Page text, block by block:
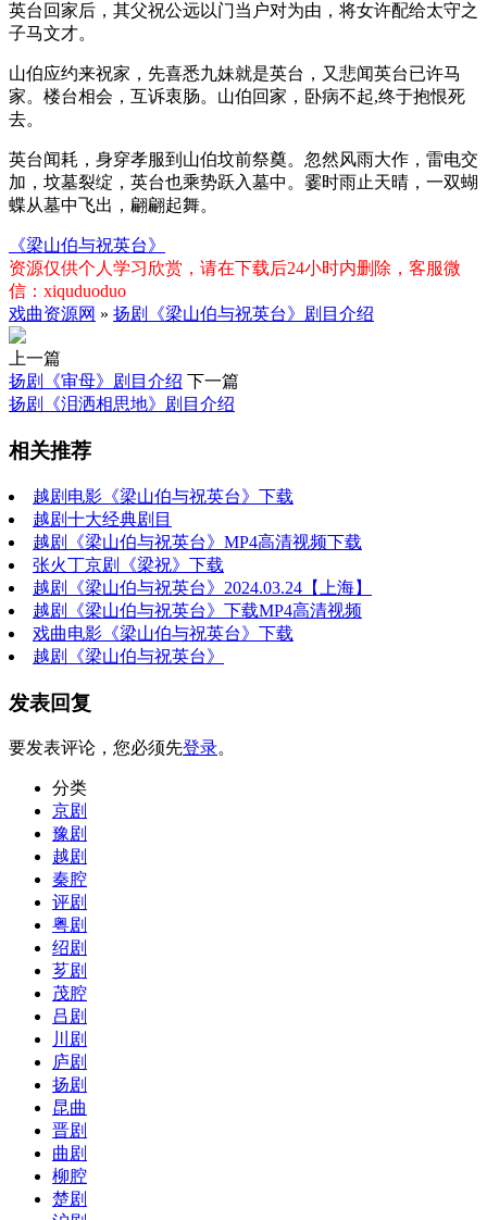
英台回家后，其父祝公远以门当户对为由，将女许配给太守之
子马文才。
山伯应约来祝家，先喜悉九妹就是英台，又悲闻英台已许马
家。楼台相会，互诉衷肠。山伯回家，卧病不起,终于抱恨死
去。
英台闻耗，身穿孝服到山伯坟前祭奠。忽然风雨大作，雷电交
加，坟墓裂绽，英台也乘势跃入墓中。霎时雨止天晴，一双蝴
蝶从墓中飞出，翩翩起舞。
《梁山伯与祝英台》
资源仅供个人学习欣赏，请在下载后24小时内删除，客服微
信：xiquduoduo
戏曲资源网 » 扬剧《梁山伯与祝英台》剧目介绍
上一篇
扬剧《审母》剧目介绍 下一篇
扬剧《泪洒相思地》剧目介绍
相关推荐
越剧电影《梁山伯与祝英台》下载
越剧十大经典剧目
越剧《梁山伯与祝英台》MP4高清视频下载
张火丁京剧《梁祝》下载
越剧《梁山伯与祝英台》2024.03.24【上海】
越剧《梁山伯与祝英台》下载MP4高清视频
戏曲电影《梁山伯与祝英台》下载
越剧《梁山伯与祝英台》
发表回复
要发表评论，您必须先登录。
分类
京剧
豫剧
越剧
秦腔
评剧
粤剧
绍剧
芗剧
茂腔
吕剧
川剧
庐剧
扬剧
昆曲
晋剧
曲剧
柳腔
楚剧